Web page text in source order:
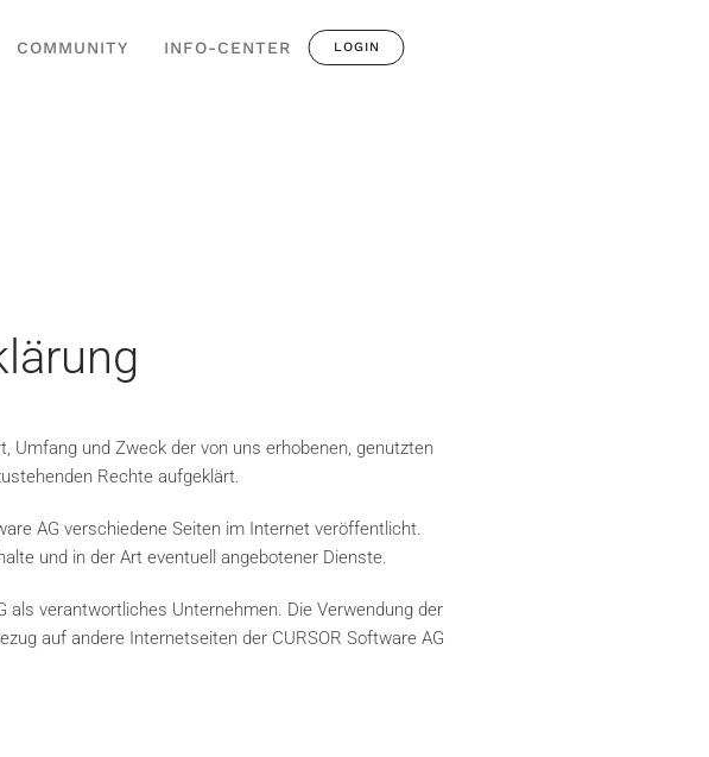
COMMUNITY INFO-CENTER LOGIN
Umfang und Zweck der von uns erhobenen, genutzten
Rechte aufgeklärt.
AG verschiedene Seiten im Internet veröffentlicht.
und in der Art eventuell angebotener Dienste.
als verantwortliches Unternehmen. Die Verwendung der
auf andere Internetseiten der CURSOR Software AG